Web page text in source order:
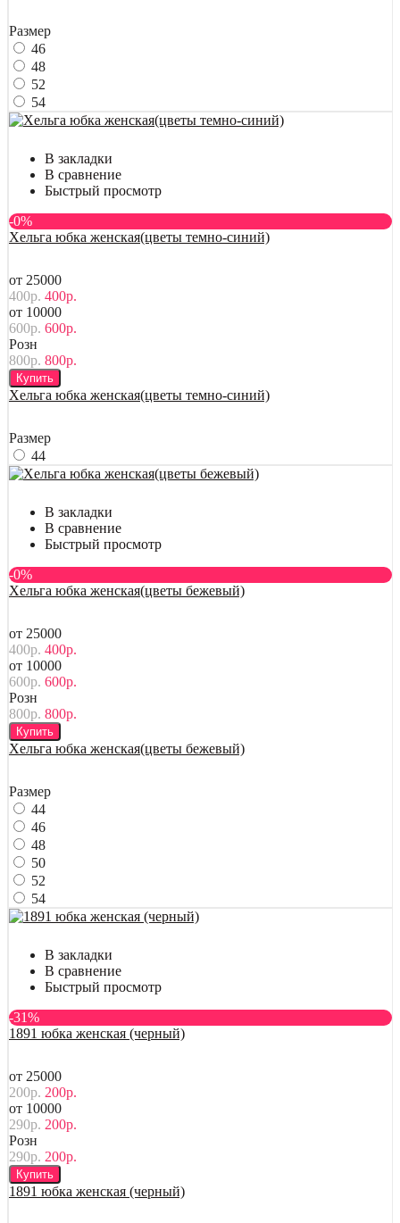
Размер
46
48
52
54
В закладки
В сравнение
Быстрый просмотр
-0%
Хельга юбка женская(цветы темно-синий)
от 25000
400р. 400р.
от 10000
600р. 600р.
Розн
800р. 800р.
Купить
Хельга юбка женская(цветы темно-синий)
Размер
44
В закладки
В сравнение
Быстрый просмотр
-0%
Хельга юбка женская(цветы бежевый)
от 25000
400р. 400р.
от 10000
600р. 600р.
Розн
800р. 800р.
Купить
Хельга юбка женская(цветы бежевый)
Размер
44
46
48
50
52
54
В закладки
В сравнение
Быстрый просмотр
-31%
1891 юбка женская (черный)
от 25000
200р. 200р.
от 10000
290р. 200р.
Розн
290р. 200р.
Купить
1891 юбка женская (черный)